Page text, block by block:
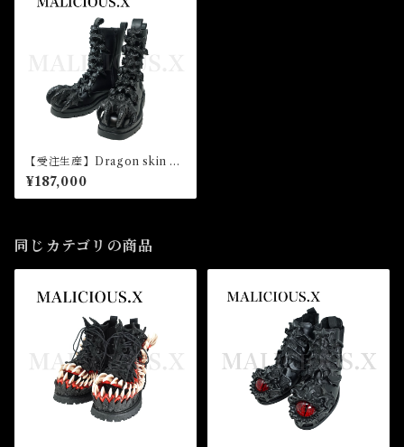
【受注生産】Dragon skin Lo
ng boots（unisex）
¥187,000
同じカテゴリの商品